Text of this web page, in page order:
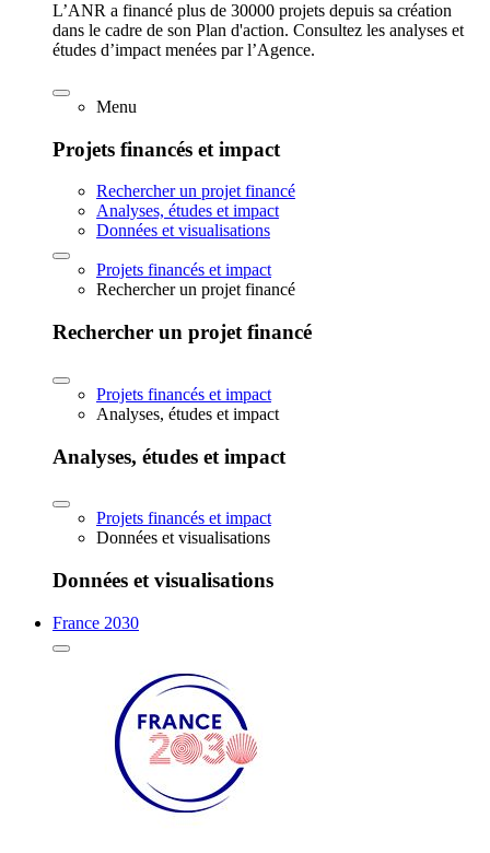
L’ANR a financé plus de 30000 projets depuis sa création
dans le cadre de son Plan d'action. Consultez les analyses et
études d’impact menées par l’Agence.
Menu
Projets financés et impact
Rechercher un projet financé
Analyses, études et impact
Données et visualisations
Projets financés et impact
Rechercher un projet financé
Rechercher un projet financé
Projets financés et impact
Analyses, études et impact
Analyses, études et impact
Projets financés et impact
Données et visualisations
Données et visualisations
France 2030